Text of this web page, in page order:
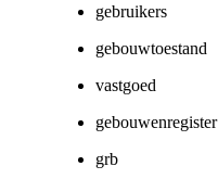
gebruikers
gebouwtoestand
vastgoed
gebouwenregister
grb